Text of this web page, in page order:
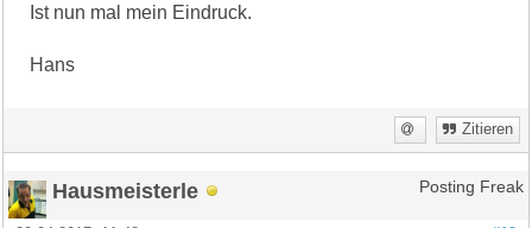
Ist nun mal mein Eindruck.
Hans
Zitieren
Hausmeisterle Posting Freak